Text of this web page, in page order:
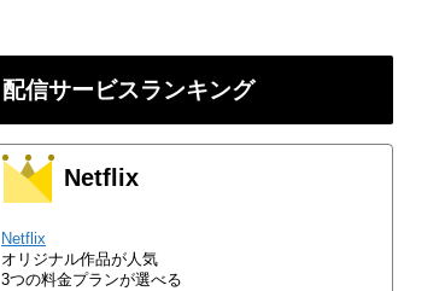
配信サービスランキング
Netflix
Netflix
オリジナル作品が人気
3つの料金プランが選べる